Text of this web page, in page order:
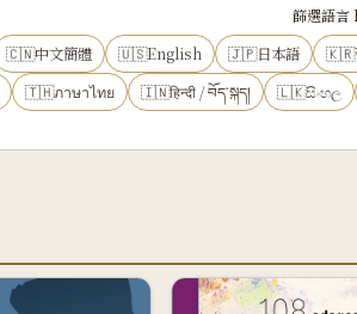
篩選語言
🇨🇳中文簡體 🇺🇸English 🇯🇵日本語 🇰🇷
🇹🇭ภาษาไทย 🇮🇳हिन्दी / བོད་སྐད། 🇱🇰සිංහල